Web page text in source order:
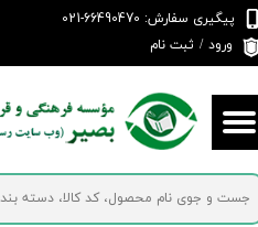
پیگیری سفارش: 66490470-021
ورود / ثبت نام
حساب کاربری من
تغییر گذر واژه
سفارشات
خروج از حساب کاربری